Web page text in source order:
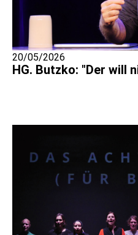
20/05/2026
HG. Butzko: "Der will